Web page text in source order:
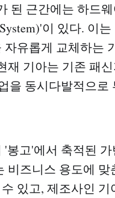
된 근간에는 하드
이 있다. 이
유롭게 교체하는
재 기아는 기존 패
을 동시다발적으
봉고'에서 축적된
비즈니스 용도에
있고, 제조사인